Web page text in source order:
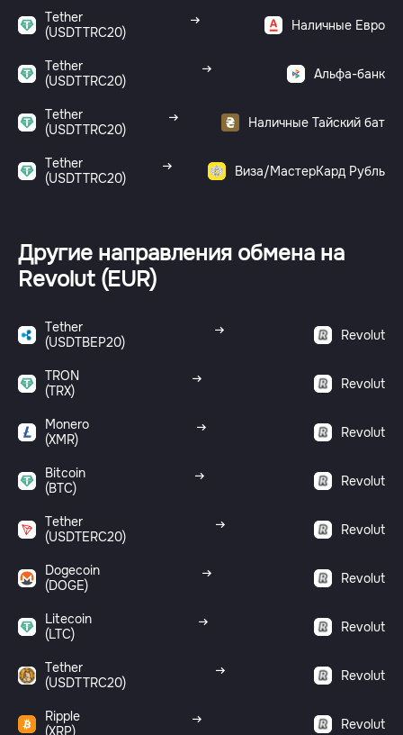
Tether
(USDTTRC20)
Наличные Евро
Tether
(USDTTRC20)
Альфа-банк
Tether
(USDTTRC20)
Наличные Тайский бат
Tether
(USDTTRC20)
Виза/МастерКард Рубль
Другие направления обмена на
Revolut (EUR)
Tether
(USDTBEP20)
Revolut
TRON
(TRX)
Revolut
Monero
(XMR)
Revolut
Bitcoin
(BTC)
Revolut
Tether
(USDTERC20)
Revolut
Dogecoin
(DOGE)
Revolut
Litecoin
(LTC)
Revolut
Tether
(USDTTRC20)
Revolut
Ripple
(XRP)
Revolut